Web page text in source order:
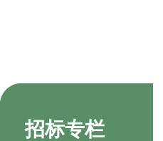
招标专栏